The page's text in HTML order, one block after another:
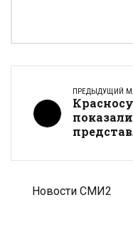
ПРЕДЫДУЩИЙ
Новости СМИ2